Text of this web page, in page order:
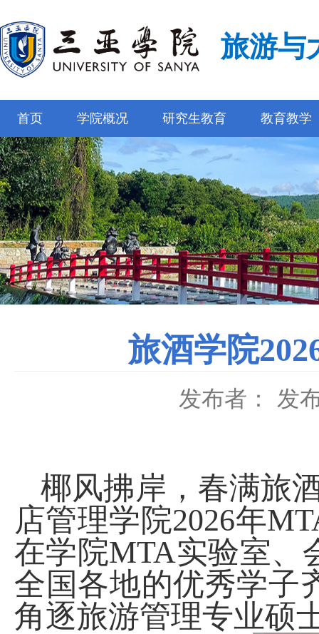
旅游与
首页 学院概况 研究生教育 教育教学
旅酒学院
发布者： 发
椰风拂岸，春满旅
店管理学院2026年
在学院MTA实验室、
全国各地的优秀学子
角逐旅游管理专业硕